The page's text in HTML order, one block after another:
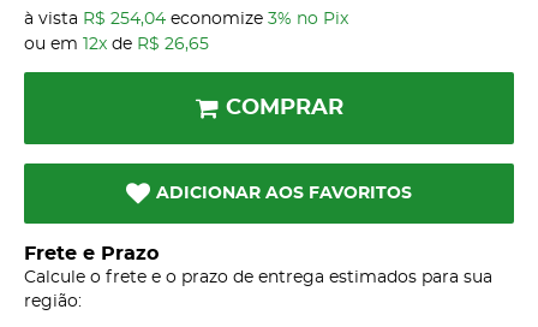
à vista R$ 254,04 economize 3% no Pix
ou em
12x de R$ 26,65
COMPRAR
ADICIONAR AOS FAVORITOS
Frete e Prazo
Calcule o frete e o prazo de entrega estimados para sua
região: